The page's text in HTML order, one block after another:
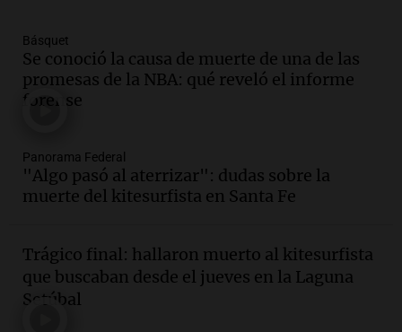
Audio. El orgullo y el sueño argentino de
Jorge Messi en una entrevista con Rony
Vargas en 2007
Una mañana para todos
Audio.El abuelo de Agostina Vega, tras
las nuevas detenciones: "En esa casa
todos tenían algo que ver"
Audio.Nutricionista derribó el mito del
desayuno ideal: ¿ qué alimentos
conviene priorizar cada día ?
Básquet
Se conoció la causa de muerte de una de las
promesas de la NBA: qué reveló el informe
forense
Panorama Federal
"Algo pasó al aterrizar": dudas sobre la
muerte del kitesurfista en Santa Fe
Trágico final: hallaron muerto al kitesurfista
que buscaban desde el jueves en la Laguna
Setúbal